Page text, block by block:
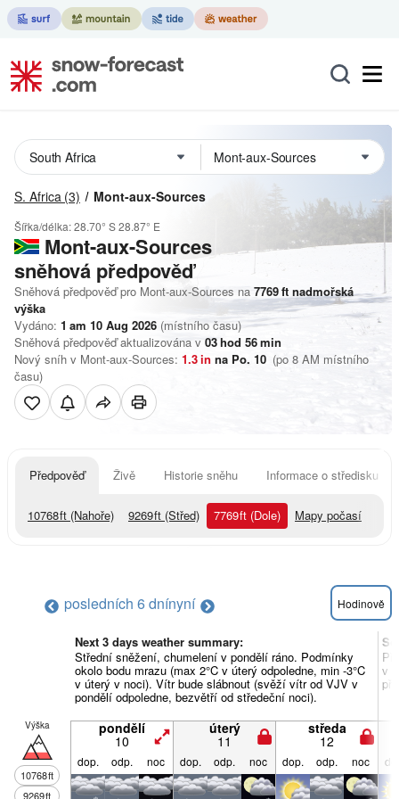
S. Africa (3) Mont-aux-Sources
Šířka/délka:28.70° S28.87° E
Mont-aux-Sources
sněhová předpověď
Sněhová předpověď pro Mont-aux-Sources na 7769ft nadmořská
výška
Vydáno: 1 am 10 Aug 2026 (místního času)
Sněhová předpověď aktualizována v 03hod 56min
Nový sníh v Mont-aux-Sources: 1.3in na Po. 10 (po 8 AM místního
času)
Předpověď Živě Historie sněhu Informace o středisku
10768ft (Nahoře) 9269ft (Střed) 7769ft (Dole) Mapy počasí
posledních 6 dnínyní Hodinově
Next 3 days weather summary:
Střední sněžení, chumelení v pondělí ráno. Podmínky
okolo bodu mrazu (max 2°C v úterý odpoledne, min -3°C
v úterý v noci). Vítr bude slábnout (svěží vítr od VJV v
pondělí odpoledne, bezvětří od středeční noci).
v
Výška
10768ft
9269ft
pondělí
10
úterý
11
středa
12
dop. odp. noc dop. odp. noc dop. odp. noc